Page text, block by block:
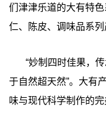
们津津乐道的大有特
仁、陈皮、调味品系列
“妙制四时佳果，
于自然超天然”。大有
味与现代科学制作的完